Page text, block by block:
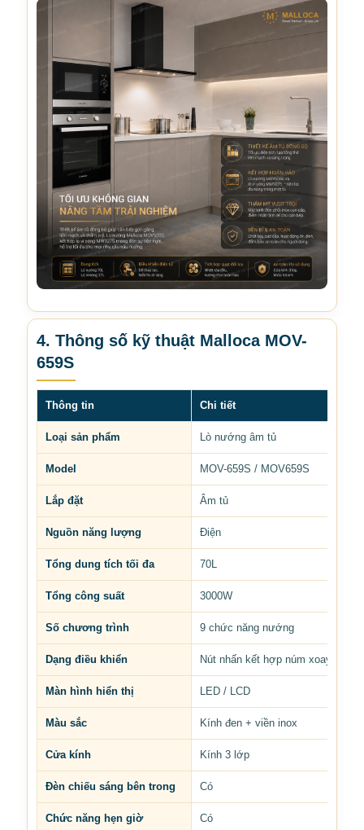
4. Thông số kỹ thuật Malloca MOV-
659S
Thông tin Chi tiết
Loại sản phẩm Lò nướng âm tủ
Model MOV-659S / MOV659S
Lắp đặt Âm tủ
Nguồn năng lượng Điện
Tổng dung tích tối đa 70L
Tổng công suất 3000W
Số chương trình 9 chức năng nướng
Dạng điều khiển Nút nhấn kết hợp núm xoay
Màn hình hiển thị LED / LCD
Màu sắc Kính đen + viền inox
Cửa kính Kính 3 lớp
Đèn chiếu sáng bên trong Có
Chức năng hẹn giờ Có